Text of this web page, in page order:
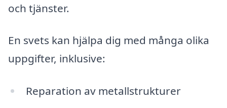
och tjänster.
En svets kan hjälpa dig med många olika
uppgifter, inklusive:
Reparation av metallstrukturer